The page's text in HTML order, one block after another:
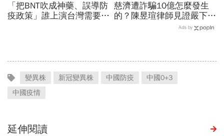
「把BNT吹成神藥、誤導防
疫政策」誰上演台灣需要中
慈濟遭詐騙10億怎麼發生
的？陳昱瑄律師見證嚴下跪
博信任！豪宅藏158公斤黃
Ads by
變異株 新冠變異株 中國防疫
中國0+3
中國疫情
延伸閱讀